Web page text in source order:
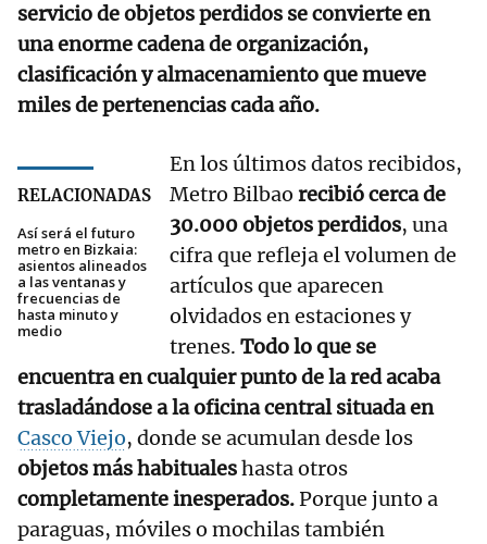
servicio de objetos perdidos se convierte en
una enorme cadena de organización,
clasificación y almacenamiento que mueve
miles de pertenencias cada año.
RELACIONADAS
Así será el futuro
metro en Bizkaia:
asientos alineados
a las ventanas y
frecuencias de
hasta minuto y
medio
En los últimos datos recibidos,
Metro Bilbao recibió cerca de
30.000 objetos perdidos, una
cifra que refleja el volumen de
artículos que aparecen
olvidados en estaciones y
trenes. Todo lo que se
encuentra en cualquier punto de la red acaba
trasladándose a la oficina central situada en
Casco Viejo, donde se acumulan desde los
objetos más habitualeshasta otros
completamente inesperados.Porque junto a
paraguas, móviles o mochilas también